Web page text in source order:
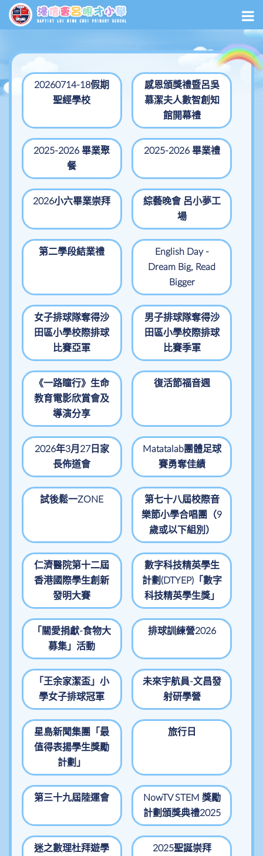
20260714-18假期
聖經學校
感恩頒獎禮暨呂吳
慕潔夫人數智創知
館開幕禮
2025-2026 畢業聚
餐
2025-2026 畢業禮
2026小六畢業崇拜
綜藝晚會 呂小夢工
場
第二學段結業禮
English Day -
Dream Big, Read
Bigger
女子排球隊奪得沙
田區小學校際排球
比賽亞軍
男子排球隊奪得沙
田區小學校際排球
比賽季軍
《一路瞳行》生命
教育電影欣賞會及
導演分享
復活節福音週
2026年3月27日家
長佈道會
Matatalab團體足球
賽勇奪佳績
試後鬆一ZONE
第七十八屆校際音
樂節小學合唱團（9
歲或以下組別）
仁濟醫院第十二屆
香港國際學生創新
發明大賽
數字科技精英學生
計劃(DTYEP)「數字
科技精英學生獎」
「關愛捐獻-食物大
募集」活動
排球訓練營2026
「王余家潔盃」小
學女子排球冠軍
未來宇航員-文昌發
射研學營
星島新聞集團「最
值得表揚學生獎勵
計劃」
旅行日
第三十九屆陸運會
NowTV STEM 獎勵
計劃頒獎典禮2025
迷之數理杜拜遊學
2025聖誕崇拜